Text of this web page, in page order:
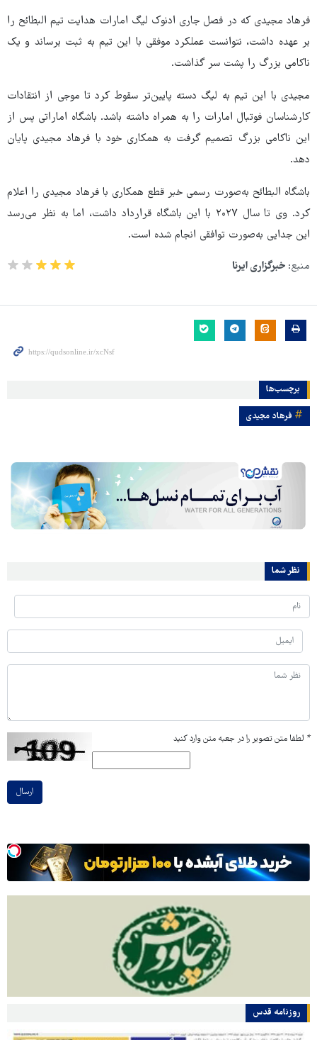
فرهاد مجیدی که در فصل جاری ادنوک لیگ امارات هدایت تیم البطائح را
بر عهده داشت، نتوانست عملکرد موفقی با این تیم به ثبت برساند و یک
ناکامی بزرگ را پشت سر گذاشت.
مجیدی با این تیم به لیگ دسته پایین‌تر سقوط کرد تا موجی از انتقادات
کارشناسان فوتبال امارات را به همراه داشته باشد. باشگاه اماراتی پس از
این ناکامی بزرگ تصمیم گرفت به همکاری خود با فرهاد مجیدی پایان
دهد.
باشگاه البطائح به‌صورت رسمی خبر قطع همکاری با فرهاد مجیدی را اعلام
کرد. وی تا سال ۲۰۲۷ با این باشگاه قرارداد داشت، اما به نظر می‌رسد
این جدایی به‌صورت توافقی انجام شده است.
منبع: خبرگزاری ایرنا
برچسب‌ها
فرهاد مجیدی
نظر شما
* لطفا متن تصویر را در جعبه متن وارد کنید
ارسال
روزنامه قدس